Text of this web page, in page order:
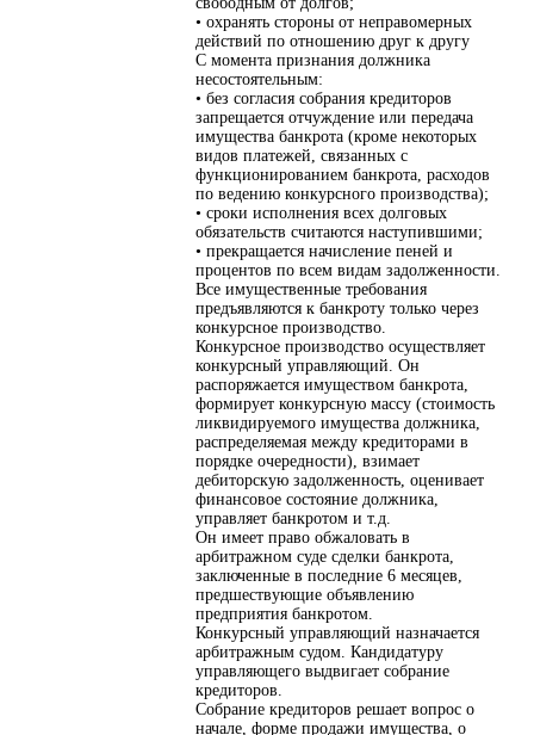
• охранять стороны от неправомерных
действий по отношению друг к другу
С момента признания должника
несостоятельным:
• без согласия собрания кредиторов
запрещается отчуждение или передача
имущества банкрота (кроме некоторых
видов платежей, связанных с
функционированием банкрота, расходов
по ведению конкурсного производства);
• сроки исполнения всех долговых
обязательств считаются наступившими;
• прекращается начисление пеней и
процентов по всем видам задолженности.
Все имущественные требования
предъявляются к банкроту только через
конкурсное производство.
Конкурсное производство осуществляет
конкурсный управляющий. Он
распоряжается имуществом банкрота,
формирует конкурсную массу (стоимость
ликвидируемого имущества должника,
распределяемая между кредиторами в
порядке очередности), взимает
дебиторскую задолженность, оценивает
финансовое состояние должника,
управляет банкротом и т.д.
Он имеет право обжаловать в
арбитражном суде сделки банкрота,
заключенные в последние 6 месяцев,
предшествующие объявлению
предприятия банкротом.
Конкурсный управляющий назначается
арбитражным судом. Кандидатуру
управляющего выдвигает собрание
кредиторов.
Собрание кредиторов решает вопрос о
начале, форме продажи имущества, о